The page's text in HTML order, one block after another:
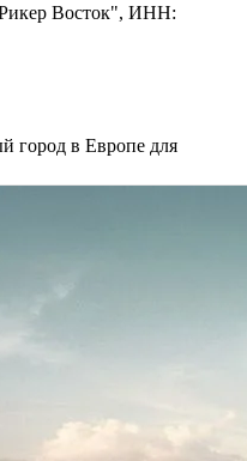
Восток", ИНН:
город в Европе для